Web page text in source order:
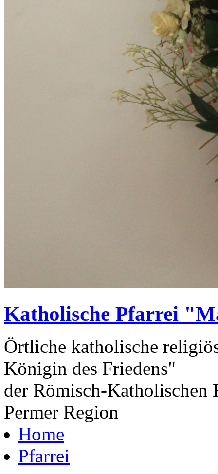
Katholische Pfarrei
Örtliche katholische
Königin des Friedens"
der Römisch-Katholischen
Permer Region
Home
Pfarrei